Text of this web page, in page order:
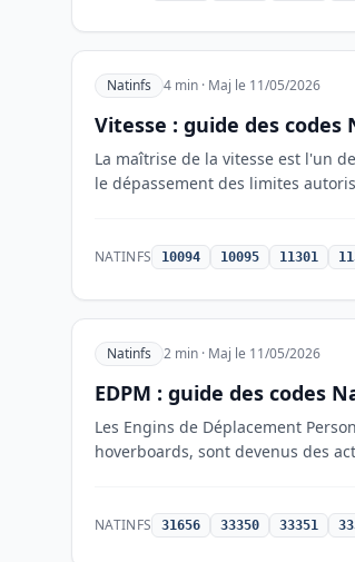
Natinfs 4 min · Maj le 11/05/2026
Vitesse : guide des codes
La maîtrise de la vitesse est l'un
le dépassement des limites
NATINFS 10094 10095 11301
Natinfs 2 min · Maj le 11/05/2026
EDPM : guide des codes
Les Engins de Déplacement
hoverboards, sont devenus des
NATINFS 31656 33350 33351